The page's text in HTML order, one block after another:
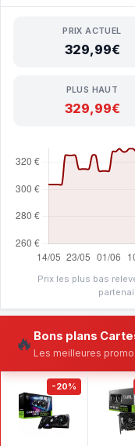
PRIX ACTUEL
329,99€
PLUS HAUT
329,99€
Prix les plus bas
🔥 Bons plans
Les meilleures
-20%